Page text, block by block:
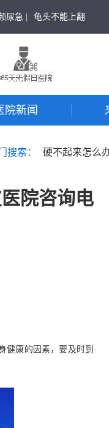
尿急 | 龟头不能上翻
院新闻
搜索： 硬不起来怎么
院咨询电
健康的因素，要及时到